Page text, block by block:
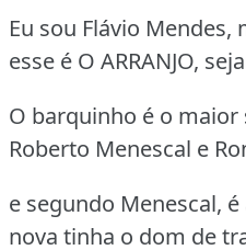
Eu sou Flávio Mendes,
esse é O ARRANJO,
O barquinho é o maior
Roberto Menescal e
e segundo Menescal,
nova tinha o dom de